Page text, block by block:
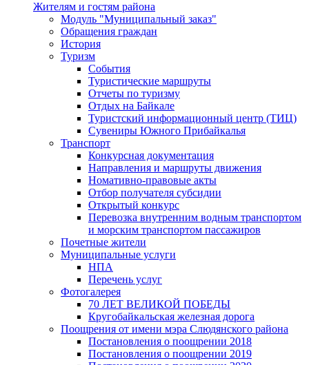
Жителям и гостям района
Модуль "Муниципальный заказ"
Обращения граждан
История
Туризм
События
Туристические маршруты
Отчеты по туризму
Отдых на Байкале
Туристский информационный центр (ТИЦ)
Сувениры Южного Прибайкалья
Транспорт
Конкурсная документация
Направления и маршруты движения
Номативно-правовые акты
Отбор получателя субсидии
Открытый конкурс
Перевозка внутренним водным транспортом
и морским транспортом пассажиров
Почетные жители
Муниципальные услуги
НПА
Перечень услуг
Фотогалерея
70 ЛЕТ ВЕЛИКОЙ ПОБЕДЫ
Кругобайкальская железная дорога
Поощрения от имени мэра Слюдянского района
Постановления о поощрении 2018
Постановления о поощрении 2019